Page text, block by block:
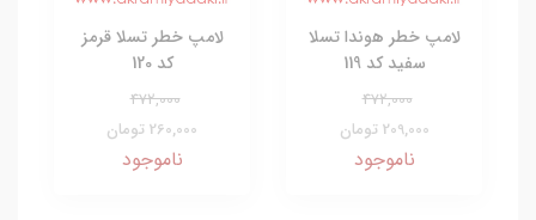
لامپ خطر هوندا تسلا
سفید کد 119
472,000
209,000 تومان
ناموجود
لامپ خطر تسلا قرمز
کد 120
472,000
260,000 تومان
ناموجود